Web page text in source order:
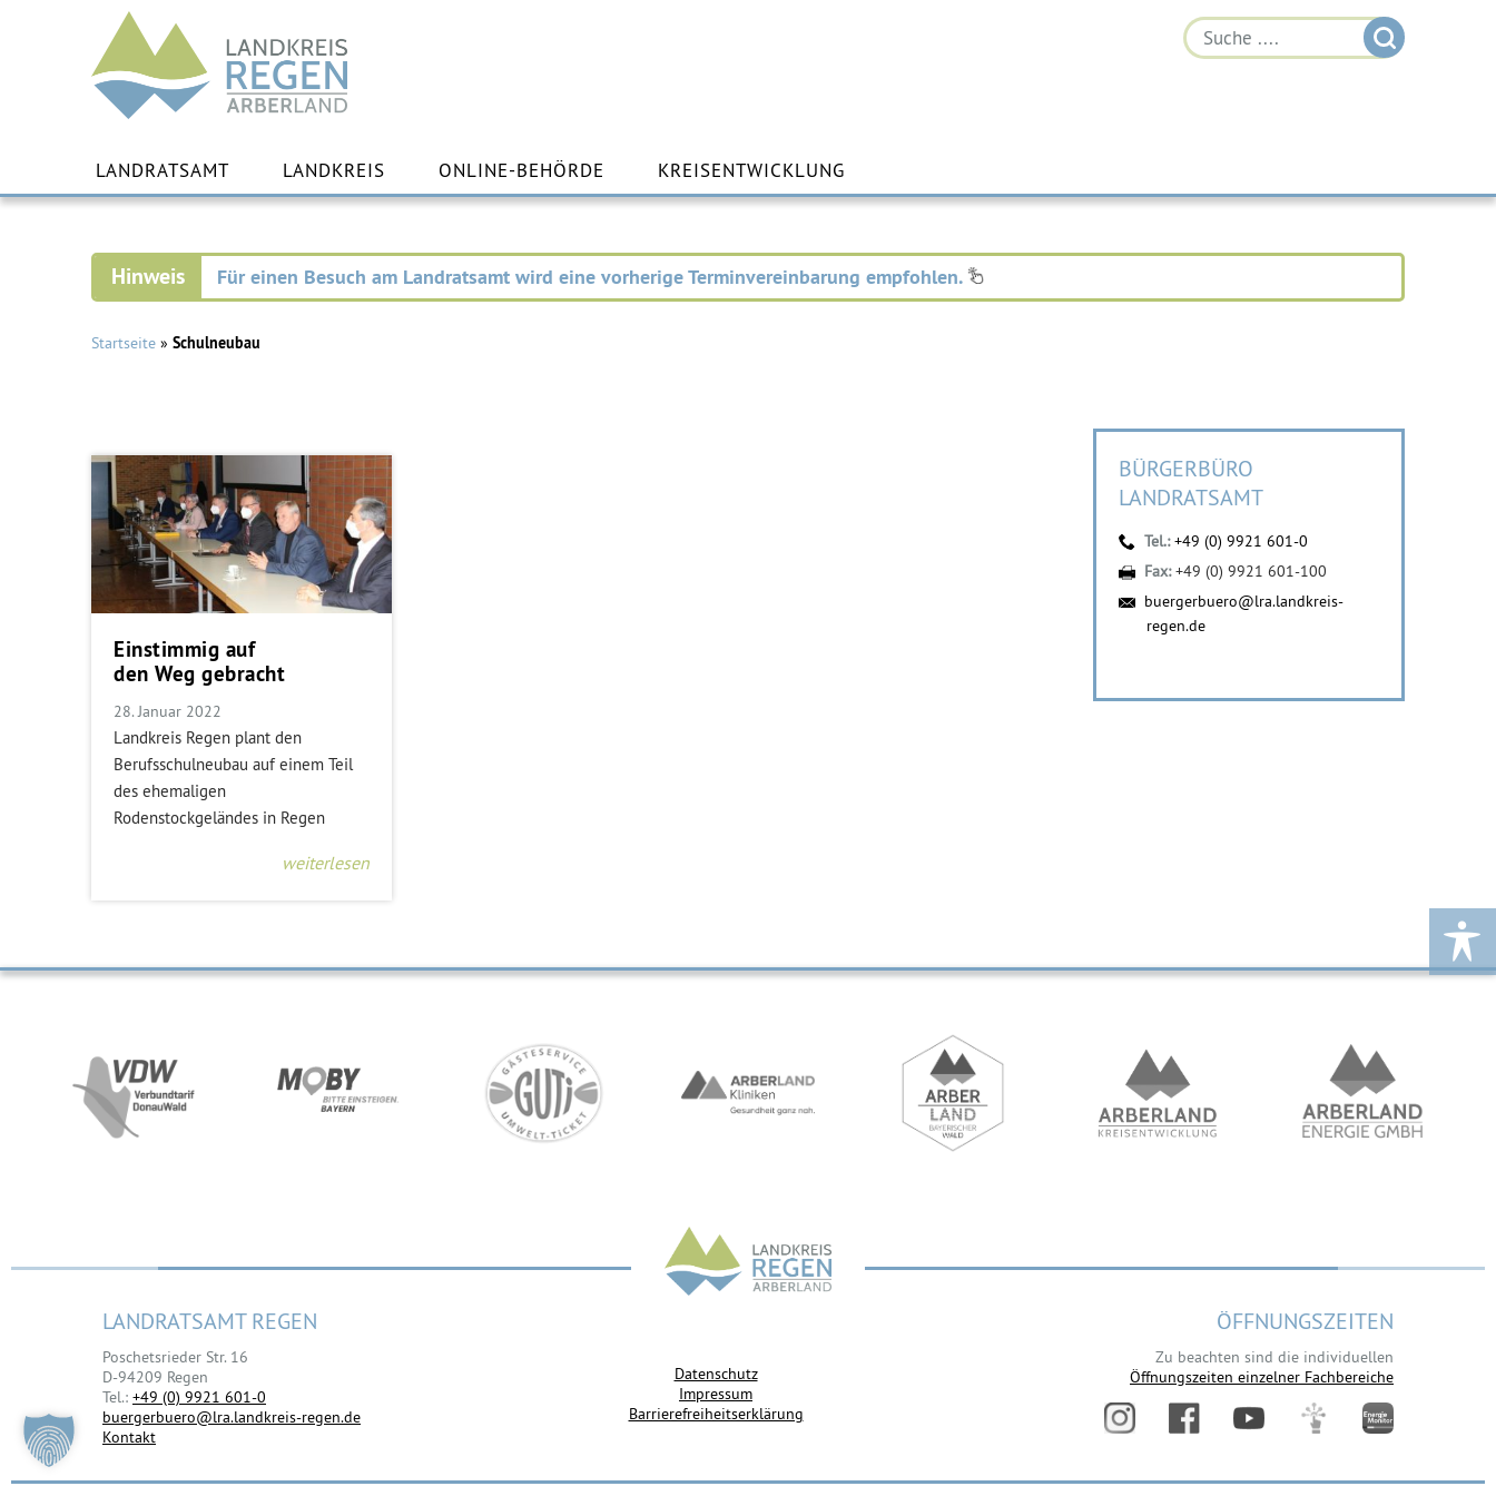
Landkreis
Regen
Inhalt
springen
LANDRATSAMT LANDKREIS ONLINE-BEHÖRDE KREISENTWICKLUNG
Für einen Besuch am Landratsamt wird eine vorherige Terminvereinbarung empfohlen.
Startseite » Schulneubau
Einstimmig auf
den Weg gebracht
28. Januar 2022
Landkreis Regen plant den
Berufsschulneubau auf einem Teil
des ehemaligen
Rodenstockgeländes in Regen
weiterlesen
BÜRGERBÜRO
LANDRATSAMT
Tel.:+49 (0) 9921 601-0
Fax:+49 (0) 9921 601-100
buergerbuero@lra.landkreis-
regen.de
LANDRATSAMT REGEN
Poschetsrieder Str. 16
D-94209 Regen
Tel.: +49 (0) 9921 601-0
buergerbuero@lra.landkreis-regen.de
Kontakt
Datenschutz
Impressum
Barrierefreiheitserklärung
ÖFFNUNGSZEITEN
Zu beachten sind die individuellen
Öffnungszeiten einzelner Fachbereiche